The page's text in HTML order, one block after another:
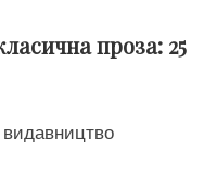
проза: 25
видавництво